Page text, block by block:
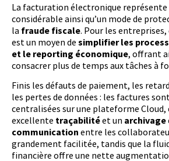
La facturation électronique représente
considérable ainsi qu’un mode de
la fraude fiscale. Pour les
est un moyen de simplifier les
et le reporting économique, offrant
consacrer plus de temps aux tâches à
Finis les défauts de paiement, les
les pertes de données : les factures
centralisées sur une plateforme
excellente traçabilitéet un archivage
communication entre les
grandement facilitée, tandis que la
financière offre une nette